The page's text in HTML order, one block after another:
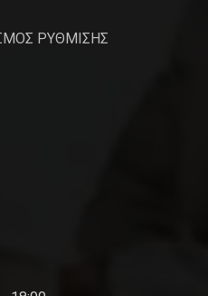
ΡΥΘΜΙΣΗΣ